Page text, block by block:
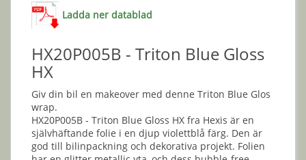
Ladda ner datablad
HX20P005B - Triton Blue Gloss
HX
Giv din bil en makeover med denne Triton Blue Glos
wrap.
HX20P005B - Triton Blue Gloss HX fra Hexis är en
självhäftande folie i en djup violettblå färg. Den är
god till bilinpackning och dekorativa projekt. Folien